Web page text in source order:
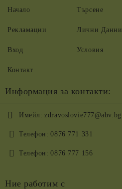
Начало
Рекламации
Вход
Контакт
Търсене
Лични Данни
Условия
Информация за контакти:
Имейл: zdravoslovie777@abv.bg
Телефон: 0876 771 331
Телефон: 0876 777 156
Ние работим с